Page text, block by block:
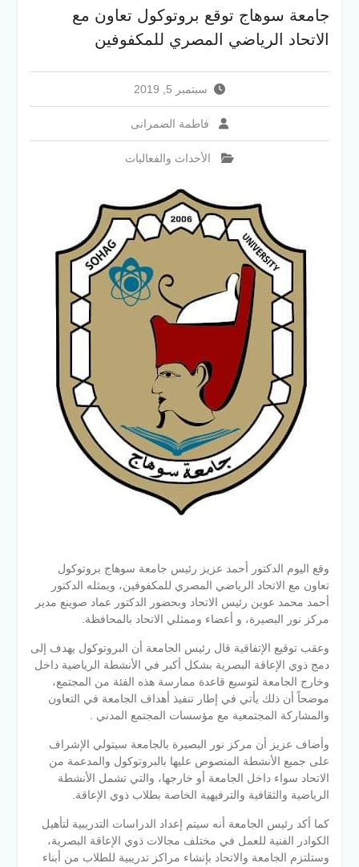
والخدمية بجامعة سوهاج
الجديدة
جامعة سوهاج تفتح أبوابها
أيام المرحلة الأولى للتنسيق
الإلكتروني للقبول بالجامعات
2026
جامعة سوهاج توقع بروتوكول تعاون مع
الاتحاد الرياضي المصري للمكفوفين
سبتمبر 5, 2019
فاطمة الضمرانى
الأحداث والفعاليات
وقع اليوم الدكتور أحمد عزيز رئيس جامعة سوهاج بروتوكول
تعاون مع الاتحاد الرياضي المصري للمكفوفين، ويمثله الدكتور
أحمد محمد عوين رئيس الاتحاد وبحضور الدكتور عماد صوينع مدير
مركز نور البصيرة، و أعضاء وممثلي الاتحاد بالمحافظة.
وعقب توقيع الإتفاقية قال رئيس الجامعة أن البروتوكول يهدف إلى
دمج ذوي الإعاقة البصرية بشكل أكبر في الأنشطة الرياضية داخل
وخارج الجامعة لتوسيع قاعدة ممارسة هذه الفئة من المجتمع،
موضحاً أن ذلك يأتي في إطار تنفيذ أهداف الجامعة في التعاون
والمشاركة المجتمعية مع مؤسسات المجتمع المدني .
وأضاف عزيز أن مركز نور البصيرة بالجامعة سيتولي الإشراف
على جميع الأنشطة المنصوص عليها بالبروتوكول والمدعمة من
الاتحاد سواء داخل الجامعة أو خارجها، والتي تشمل الأنشطة
الرياضية والثقافية والترفيهية الخاصة بطلاب ذوي الإعاقة.
كما أكد رئيس الجامعة أنه سيتم إعداد الدراسات التدريبية لتأهيل
الكوادر الفنية للعمل في مختلف مجالات ذوي الإعاقة البصرية،
وستلتزم الجامعة والاتحاد بإنشاء مراكز تدريبية للطلاب من أبناء